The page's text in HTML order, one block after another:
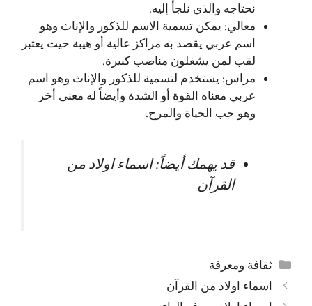
نحتاجه والذي نلجأ إليه.
معالي: يمكن تسمية الاسم للذكور والإناث وهو
اسم عربي يقصد به مراكز عالية أو هيبة حيث يعتبر
لقب لمن يشغلون مناصب كبيرة.
مراس: يستخدم لتسمية للذكور والإناث وهو اسم
عربي معناه القوة أو الشدة وأيضاً له معنى أخر
وهو حب الحياة والمرح.
قد يهمك أيضاً:اسماء اولاد من
القرآن
التصنيفات
ثقافة ومعرفة
اسماء اولاد من القرآن